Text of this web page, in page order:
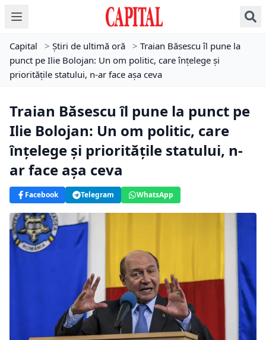
Capital > Știri de ultimă oră > Traian Băsescu îl pune la
punct pe Ilie Bolojan: Un om politic, care înţelege şi
priorităţile statului, n-ar face aşa ceva
Traian Băsescu îl pune la punct pe
Ilie Bolojan: Un om politic, care
înţelege şi priorităţile statului, n-
ar face aşa ceva
Facebook Telegram WhatsApp